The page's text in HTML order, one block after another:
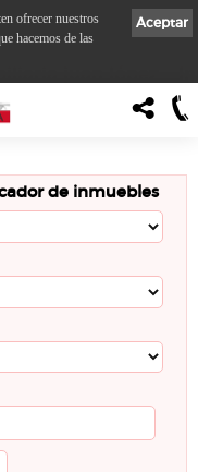
de inmuebles
Aceptar
ofrecer nuestros
hacemos de las